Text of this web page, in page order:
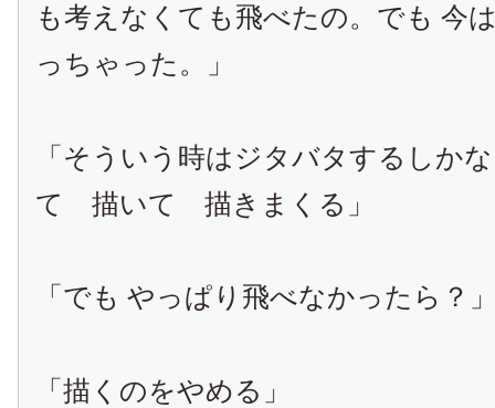
も考えなくても飛べたの。でも 今
っちゃった。」
「そういう時はジタバタするしか
て 描いて 描きまくる」
「でも やっぱり飛べなかったら？
「描くのをやめる」